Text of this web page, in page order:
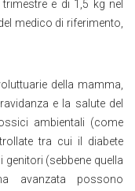
e di 1,5 kg nel
medico di riferimento,
della mamma,
e la salute del
ambientali (come
tra cui il diabete
(sebbene quella
avanzata possono